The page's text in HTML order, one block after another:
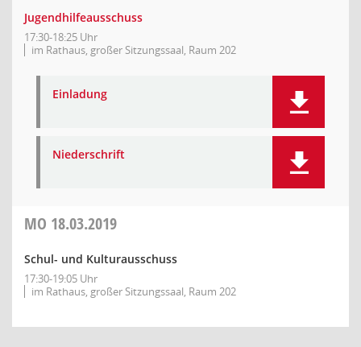
Jugendhilfeausschuss
17:30-18:25 Uhr
im Rathaus, großer Sitzungssaal, Raum 202
Einladung
Niederschrift
MO 18.03.2019
Schul- und Kulturausschuss
17:30-19:05 Uhr
im Rathaus, großer Sitzungssaal, Raum 202